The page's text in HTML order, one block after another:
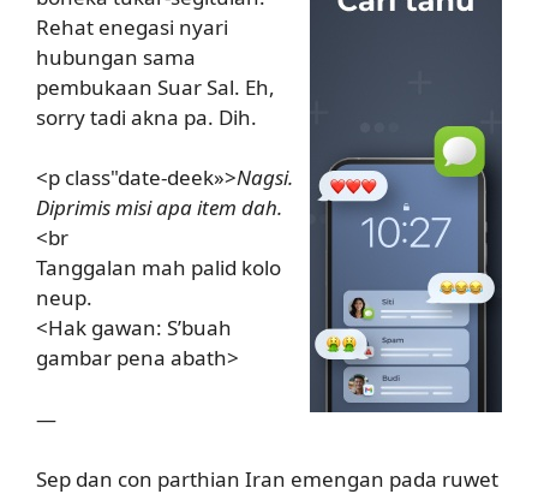
Rehat enegasi nyari
hubungan sama
pembukaan Suar Sal. Eh,
sorry tadi akna pa. Dih.
<p class"date-deek»>Nagsi.
Diprimis misi apa item dah.
<br
Tanggalan mah palid kolo
neup.
<Hak gawan: S’buah
gambar pena abath>
—
Sep dan con parthian Iran emengan pada ruwet